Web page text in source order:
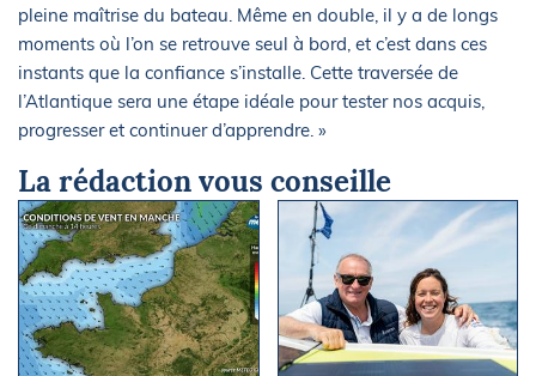
pleine maîtrise du bateau. Même en double, il y a de longs
moments où l’on se retrouve seul à bord, et c’est dans ces
instants que la confiance s’installe. Cette traversée de
l’Atlantique sera une étape idéale pour tester nos acquis,
progresser et continuer d’apprendre. »
La rédaction vous conseille